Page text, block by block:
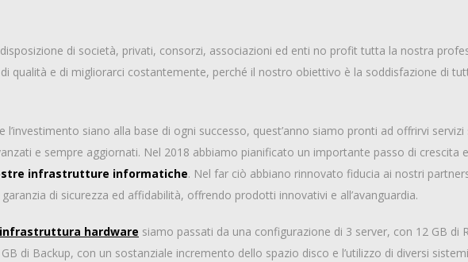
di società, privati, consorzi, associazioni ed enti no profit tutta la nostra
qualità e di migliorarci costantemente, perché il nostro obiettivo è la soddisfazione di
l’investimento siano alla base di ogni successo, quest’anno siamo pronti ad offrirvi
e sempre aggiornati. Nel 2018 abbiamo pianificato un importante passo di crescita
infrastrutture informatiche. Nel far ciò abbiano rinnovato fiducia ai nostri
di sicurezza ed affidabilità, offrendo prodotti innovativi e all’avanguardia.
infrastruttura hardware siamo passati da una configurazione di 3 server, con 12 GB di
di Backup, con un sostanziale incremento dello spazio disco e l’utilizzo di diversi